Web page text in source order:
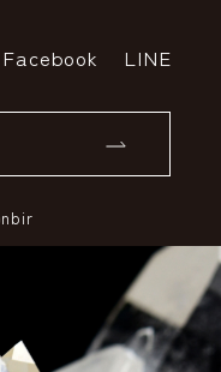
Facebook LINE